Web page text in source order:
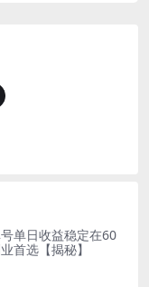
单日收益稳定在60
首选【揭秘】